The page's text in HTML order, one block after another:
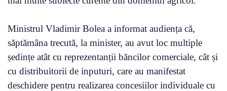
Ministrul Vladimir Bolea a informat audiența că,
săptămâna trecută, la minister, au avut loc multiple
ședințe atât cu reprezentanții băncilor comerciale, cât și
cu distribuitorii de inputuri, care au manifestat
deschidere pentru realizarea concesiilor individuale cu